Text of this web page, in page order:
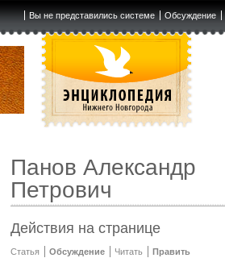
Вы не представились системе Обсуждение
Панов Александр
Петрович
Действия на странице
Статья Обсуждение Читать
Править